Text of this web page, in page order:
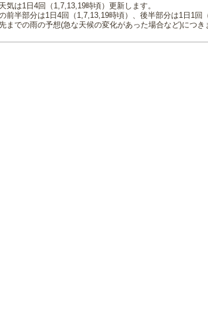
気は1日4回（1,7,13,19時頃）更新します。
前半部分は1日4回（1,7,13,19時頃）、後半部分は1日1回
までの雨の予想(急な天候の変化があった場合など)につき